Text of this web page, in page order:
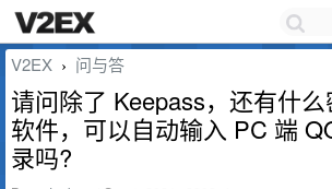
V2EX › 问与答
请问除了 Keepass，还有什
软件，可以自动输入 PC 端
录吗?